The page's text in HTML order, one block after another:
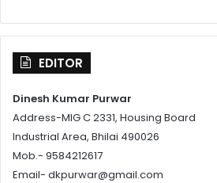
EDITOR
Dinesh Kumar Purwar
Address-MIG C 2331, Housing Board
Industrial Area, Bhilai 490026
Mob.- 9584212617
Email- dkpurwar@gmail.com